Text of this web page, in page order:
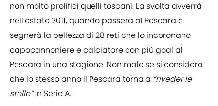
non molto prolifici quelli toscani. La svolta avverrà
nell’estate 2011, quando passerà al Pescara e
segnerà la bellezza di 28 reti che lo incoronano
capocannoniere e calciatore con più goal al
Pescara in una stagione. Non male se si considera
che lo stesso anno il Pescara torna a “riveder le
stelle”in Serie A.